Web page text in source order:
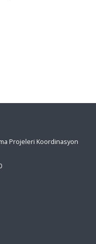
Projeleri Koordinasyon